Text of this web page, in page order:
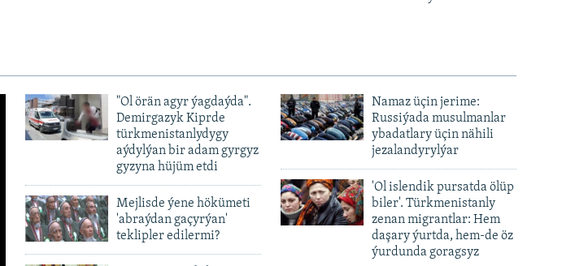
"Ol örän agyr ýagdaýda".
Demirgazyk Kiprde
türkmenistanlydygy
aýdylýan bir adam gyrgyz
gyzyna hüjüm etdi
Mejlisde ýene hökümeti
'abraýdan gaçyrýan'
teklipler edilermi?
Namaz üçin jerime:
Russiýada musulmanlar
ybadatlary üçin nähili
jezalandyrylýar
'Ol islendik pursatda ölüp
biler'. Türkmenistanly
zenan migrantlar: Hem
daşary ýurtda, hem-de öz
ýurdunda goragsyz